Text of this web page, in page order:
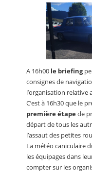
A 16h00 le briefing
consignes de
l’organisation relative
C’est à 16h30 que le
première étapede
départ de tous les
l’assaut des petites
La météo caniculaire
les équipages dans
compter sur les